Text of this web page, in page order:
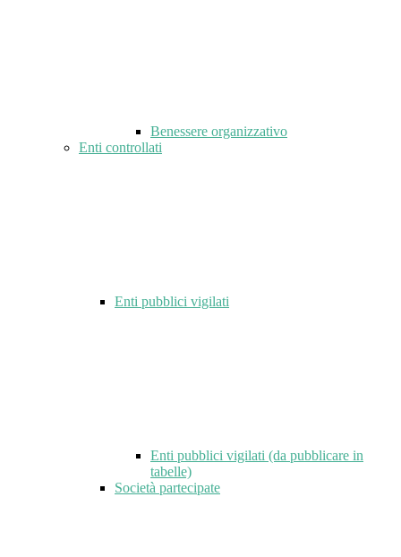
Benessere organizzativo
Enti controllati
Enti pubblici vigilati
Enti pubblici vigilati (da pubblicare in
tabelle)
Società partecipate